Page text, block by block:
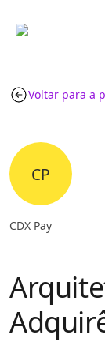
Voltar para a
CP
CDX Pay